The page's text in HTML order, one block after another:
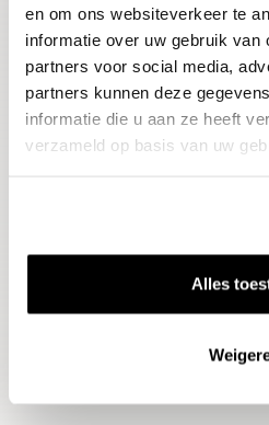
en om ons websiteverkeer te
informatie over uw gebruik van
partners voor social media,
partners kunnen deze
informatie die u aan ze heeft
verzameld op basis van uw
Alles
E-mailadres